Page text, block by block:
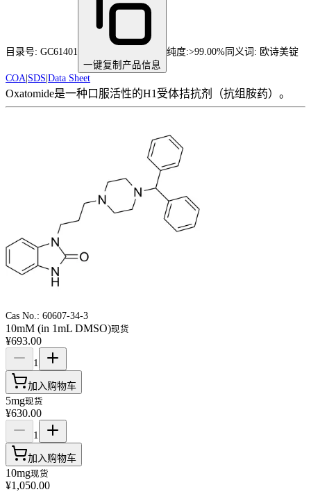
目录号: GC61401
一键复制产品信息
纯度:>99.00% 同义词: 欧诗美锭
COA SDS Data Sheet
Oxatomide是一种口服活性的H1受体拮抗剂（抗组胺药）。
Cas No.: 60607-34-3
10mM (in 1mL DMSO)现货
¥693.00
1
加入购物车
5mg现货
¥630.00
1
加入购物车
10mg现货
¥1,050.00